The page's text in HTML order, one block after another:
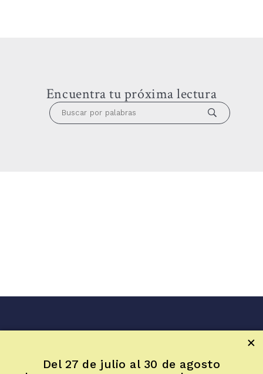
Encuentra tu próxima lectura
Inicio
Artículos
Del 27 de julio al 30 de agosto